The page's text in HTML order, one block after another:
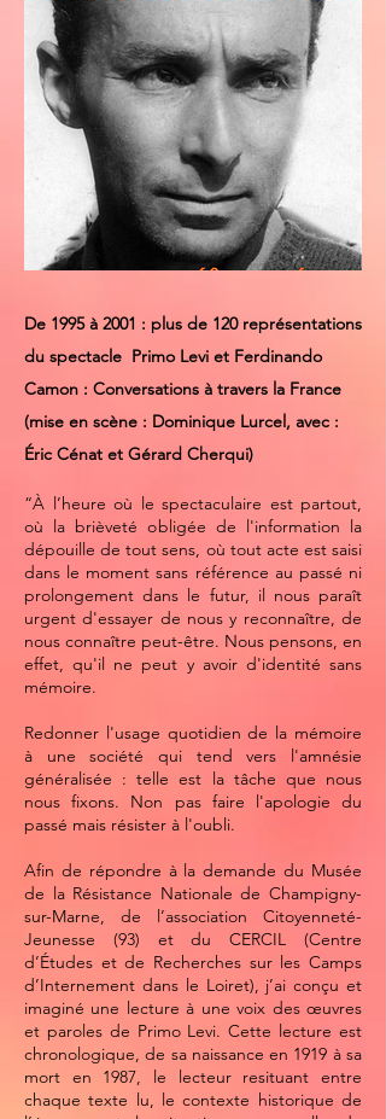
De 1995 à 2001 : plus de 120 représentations
du spectacle Primo Levi et Ferdinando
Camon : Conversations à travers la France
(mise en scène : Dominique Lurcel, avec :
Éric Cénat et Gérard Cherqui)
“À l’heure où le spectaculaire est partout,
où la brièveté obligée de l'information la
dépouille de tout sens, où tout acte est saisi
dans le moment sans référence au passé ni
prolongement dans le futur, il nous paraît
urgent d'essayer de nous y reconnaître, de
nous connaître peut-être. Nous pensons, en
effet, qu'il ne peut y avoir d'identité sans
mémoire.
Redonner l'usage quotidien de la mémoire
à une société qui tend vers l'amnésie
généralisée : telle est la tâche que nous
nous fixons. Non pas faire l'apologie du
passé mais résister à l'oubli.
Afin de répondre à la demande du Musée
de la Résistance Nationale de Champigny-
sur-Marne, de l’association Citoyenneté-
Jeunesse (93) et du CERCIL (Centre
d’Études et de Recherches sur les Camps
d’Internement dans le Loiret), j’ai conçu et
imaginé une lecture à une voix des œuvres
et paroles de Primo Levi. Cette lecture est
chronologique, de sa naissance en 1919 à sa
mort en 1987, le lecteur resituant entre
chaque texte lu, le contexte historique de